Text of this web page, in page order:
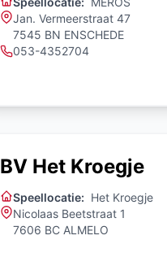
Jan. Vermeerstraat 47
7545 BN ENSCHEDE
053-4352704
BV Het Kroegje
Speellocatie: Het Kroegje
Nicolaas Beetstraat 1
7606 BC ALMELO